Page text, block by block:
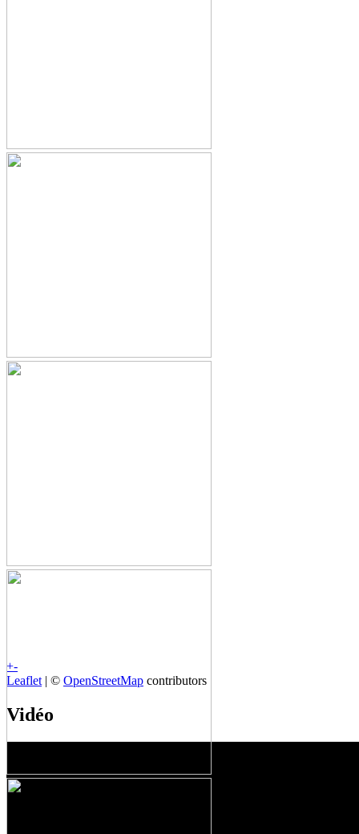
+-
Leaflet | © OpenStreetMap contributors
Vidéo